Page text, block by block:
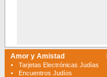
Amor y Amistad
Tarjetas Electrónicas Judías
Encuentros Judíos